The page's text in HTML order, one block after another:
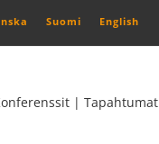
Suomi English
| Tapahtumat